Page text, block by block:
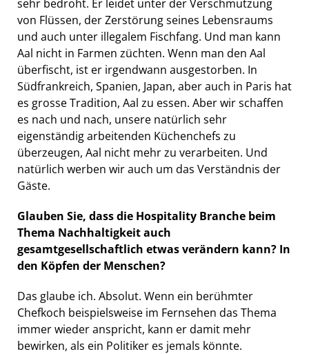
sehr bedroht. Er leidet unter der Verschmutzung
von Flüssen, der Zerstörung seines Lebensraums
und auch unter illegalem Fischfang. Und man kann
Aal nicht in Farmen züchten. Wenn man den Aal
überfischt, ist er irgendwann ausgestorben. In
Südfrankreich, Spanien, Japan, aber auch in Paris hat
es grosse Tradition, Aal zu essen. Aber wir schaffen
es nach und nach, unsere natürlich sehr
eigenständig arbeitenden Küchenchefs zu
überzeugen, Aal nicht mehr zu verarbeiten. Und
natürlich werben wir auch um das Verständnis der
Gäste.
Glauben Sie, dass die Hospitality Branche beim
Thema Nachhaltigkeit auch
gesamtgesellschaftlich etwas verändern kann? In
den Köpfen der Menschen?
Das glaube ich. Absolut. Wenn ein berühmter
Chefkoch beispielsweise im Fernsehen das Thema
immer wieder anspricht, kann er damit mehr
bewirken, als ein Politiker es jemals könnte.